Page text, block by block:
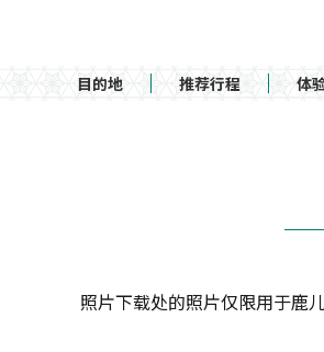
目的地 推荐行程 体
照片下载处的照片仅限用于鹿